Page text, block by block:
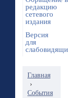
редакцию
сетевого
издания
Версия
для
Главная
›
События